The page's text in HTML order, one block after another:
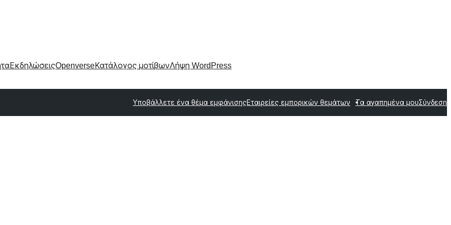
ΕκδηλώσειςOpenverseΚατάλογος μοτίβωνΛήψη WordPress
Υποβάλλετε ένα θέμα εμφάνισηςΕταιρείες εμπορικών θεμάτων Τα αγαπημένα μουΣύνδεση